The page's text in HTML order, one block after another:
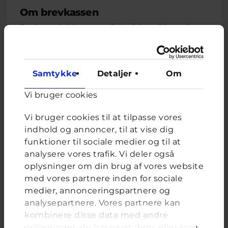
Samtykke Detaljer Om
Vi bruger cookies
Vi bruger cookies til at tilpasse vores
indhold og annoncer, til at vise dig
funktioner til sociale medier og til at
analysere vores trafik. Vi deler også
oplysninger om din brug af vores website
med vores partnere inden for sociale
medier, annonceringspartnere og
analysepartnere. Vores partnere kan
kombinere disse data med andre
Om brevkassen
Brevkassen holder sommerferie, så det er ikke muligt at
Du kan stadig læse tidligere spørgsmål og svar.
Afstemning
Er det okay at flirte med andre, selvom man har en
kæreste?
Valgmuligheder
Nej
Ja
Måske...det ved jeg ikke rigtig